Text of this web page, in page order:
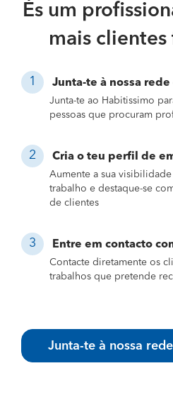
És um
mais
Junta-te à nossa
Junta-te ao Habitissimo
pessoas que procuram
Cria o teu perfil de
Aumente a sua
trabalho e destaque-se
de clientes
Entre em contacto
Contacte diretamente os
trabalhos que pretende
Junta-te à nossa